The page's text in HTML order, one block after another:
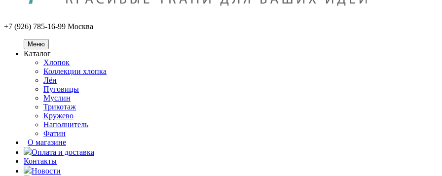
+7 (926) 785-16-99 Москва
Меню
Каталог
Хлопок
Коллекции хлопка
Лён
Пуговицы
Муслин
Трикотаж
Кружево
Наполнитель
Фатин
О магазине
Оплата и доставка
Контакты
Новости